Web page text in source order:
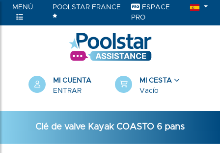
MENÚ POOLSTAR FRANCE
ESPACE
PRO
MI CUENTA
ENTRAR
MI CESTA
Vacío
Clé de valve Kayak COASTO 6 pans